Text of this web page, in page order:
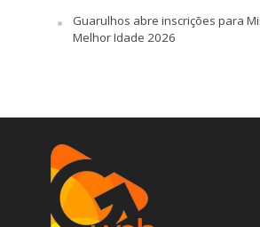
Guarulhos abre inscrições para
Melhor Idade 2026